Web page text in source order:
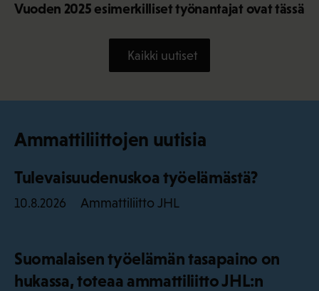
Vuoden 2025 esimerkilliset työnantajat ovat tässä
Kaikki uutiset
Ammattiliittojen uutisia
Tulevaisuudenuskoa työelämästä?
10.8.2026 Ammattiliitto JHL
Suomalaisen työelämän tasapaino on
hukassa, toteaa ammattiliitto JHL:n